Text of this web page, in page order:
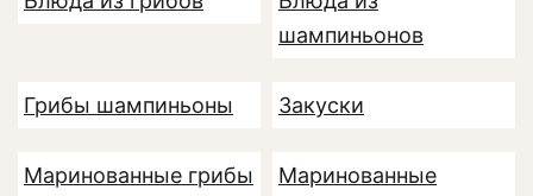
шампиньонов
Грибы шампиньоны Закуски
Маринованные грибы
Маринованные